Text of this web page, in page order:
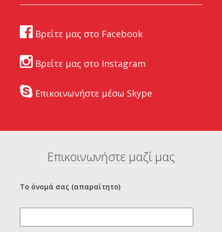
Βρείτε μας στο Facebook
Βρείτε μας στο Instagram
Επικοινωνήστε μέσω Skype
Επικοινωνήστε μαζί μας
Το όνομά σας (απαραίτητο)